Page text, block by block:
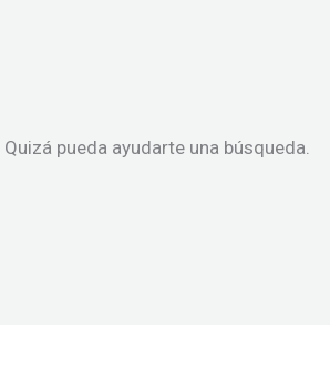
pueda ayudarte una búsqueda.